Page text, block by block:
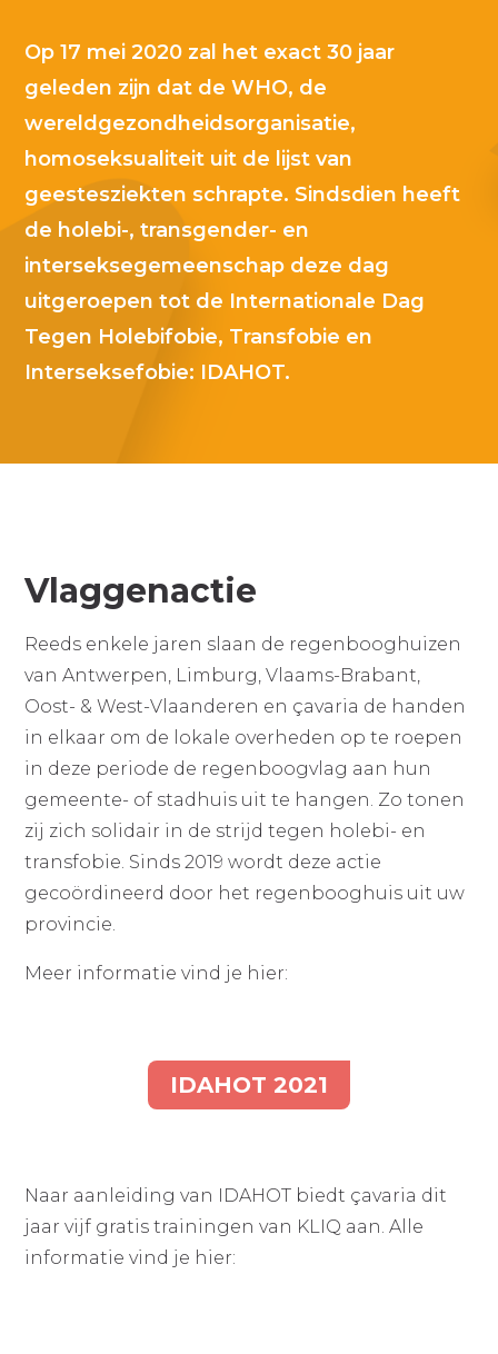
Op 17 mei 2020 zal het exact 30 jaar
geleden zijn dat de WHO, de
wereldgezondheidsorganisatie,
homoseksualiteit uit de lijst van
geestesziekten schrapte. Sindsdien heeft
de holebi-, transgender- en
interseksegemeenschap deze dag
uitgeroepen tot de Internationale Dag
Tegen Holebifobie, Transfobie en
Interseksefobie: IDAHOT.
Vlaggenactie
Reeds enkele jaren slaan de regenbooghuizen
van Antwerpen, Limburg, Vlaams-Brabant,
Oost- & West-Vlaanderen en çavaria de handen
in elkaar om de lokale overheden op te roepen
in deze periode de regenboogvlag aan hun
gemeente- of stadhuis uit te hangen. Zo tonen
zij zich solidair in de strijd tegen holebi- en
transfobie. Sinds 2019 wordt deze actie
gecoördineerd door het regenbooghuis uit uw
provincie.
Meer informatie vind je hier:
IDAHOT 2021
Naar aanleiding van IDAHOT biedt çavaria dit
jaar vijf gratis trainingen van KLIQ aan. Alle
informatie vind je hier: